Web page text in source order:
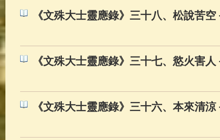
《文殊大士靈應錄》三十八、松說苦
《文殊大士靈應錄》三十七、慾火害
《文殊大士靈應錄》三十六、本來清